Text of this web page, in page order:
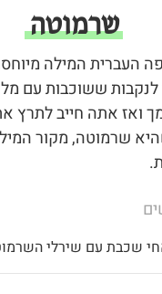
שרמוטה
העברית המילה
לנקבות ששוכבות עם
ואז אתה חייב לתרץ
שרמוטה, מקור
שכבת עם שירלי